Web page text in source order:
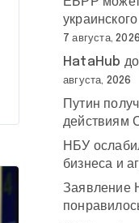
7 августа, 2026
HataHub
августа, 2026
Путин
действиям
НБУ
бизнеса и
Заявление